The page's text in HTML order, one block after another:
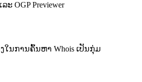
OGP Previewer
ນການຄົ້ນຫາ Whois ເປັນກຸ່ມ